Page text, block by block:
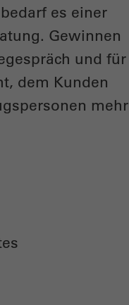
es einer
Gewinnen
und für
dem Kunden
mehr